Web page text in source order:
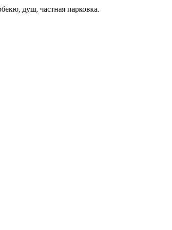
душ, частная парковка.